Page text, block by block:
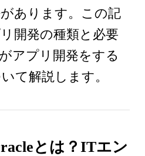
あります。この記
開発の種類と必要
アプリ開発をする
て解説します。
とは？ITエン